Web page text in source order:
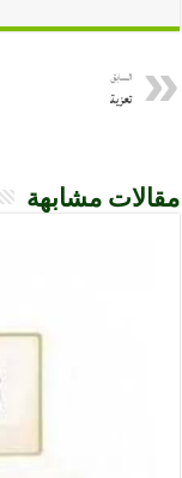
السابق
تعزية
مقالات مشابهة